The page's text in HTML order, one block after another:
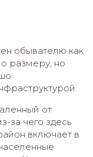
обывателю как
размеру, но
от
за чего здесь
включает в